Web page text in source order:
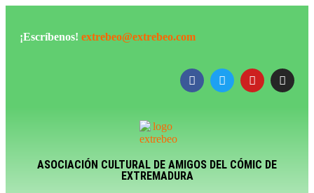
¡Escríbenos! extrebeo@extrebeo.com
ASOCIACIÓN CULTURAL DE AMIGOS DEL CÓMIC DE
EXTREMADURA